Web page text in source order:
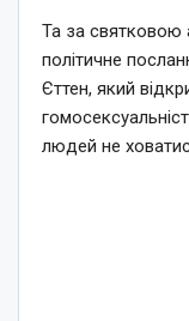
Та за святковою
політичне
Єттен, який
людей не